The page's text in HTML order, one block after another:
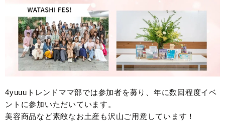
4yuuuトレンドママ部では参加者を募り、年に数回程度イベ
ントに参加いただいています。
美容商品など素敵なお土産も沢山ご用意しています！